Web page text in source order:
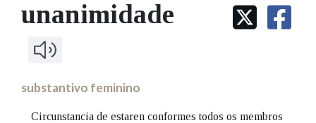
IDENTIDADE CORPORATIVA
MARCIAL DEL ADALID
FIGURAS HOMENAXEADAS
Facebook
TwitterYoutubeInstagram
Bluesky
BUSCAR NOS LEMAS
Comeza por
unanimidade
substantivo feminino
Circunstancia de estaren conformes todos os membros